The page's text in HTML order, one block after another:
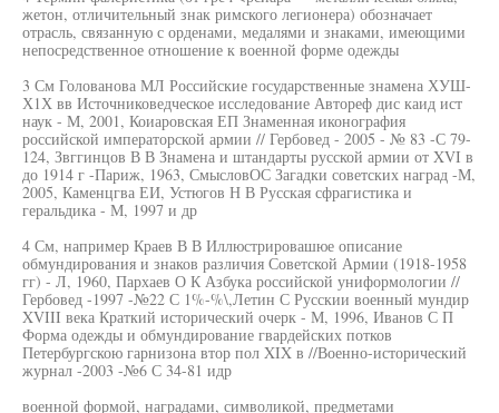
жетон, отличительный знак римского легионера) обозначает
отрасль, связанную с орденами, медалями и знаками, имеющими
непосредственное отношение к военной форме одежды
3 См Голованова МЛ Российские государственные знамена ХУШ-
Х1Х вв Источниковедческое исследование Автореф дис каид ист
наук - М, 2001, Коиаровская ЕП Знаменная иконография
российской императорской армии // Гербовед - 2005 - № 83 -С 79-
124, Звггинцов В В Знамена и штандарты русской армии от XVI в
до 1914 г -Париж, 1963, СмысловОС Загадки советских наград -М,
2005, Каменцгва ЕИ, Устюгов Н В Русская сфрагистика и
геральдика - М, 1997 и др
4 См, например Краев В В Иллюстрировашюе описание
обмундирования и знаков различия Советской Армии (1918-1958
гг) - Л, 1960, Пархаев О К Азбука российской униформологии //
Гербовед -1997 -№22 С 1%-%\,Летин С Русскии военный мундир
XVIII века Краткий исторический очерк - М, 1996, Иванов С П
Форма одежды и обмундирование гвардейских потков
Петербургскою гарнизона втор пол XIX в //Военно-исторический
журнал -2003 -№6 С 34-81 идр
военной формой, наградами, символикой, предметами